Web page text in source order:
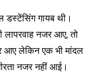
डस्टेंसिंग गायब थी।
नजर आए, तो
आए लेकिन एक भी मांदल
नजर नहीं आई।